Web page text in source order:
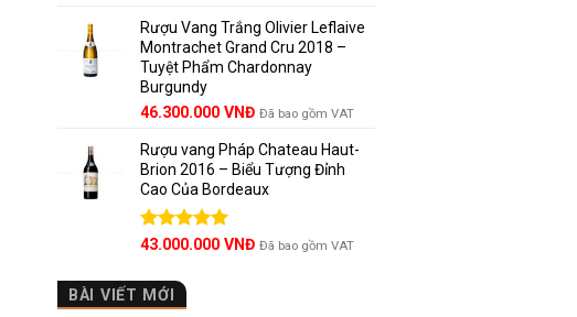
5 sao
Rượu Vang Trắng Olivier Leflaive
Montrachet Grand Cru 2018 –
Tuyệt Phẩm Chardonnay
Burgundy
46.300.000 VNĐ Đã bao gồm VAT
Rượu vang Pháp Chateau Haut-
Brion 2016 – Biểu Tượng Đỉnh
Cao Của Bordeaux
Được xếp
5 sao
43.000.000 VNĐ Đã bao gồm VAT
BÀI VIẾT MỚI